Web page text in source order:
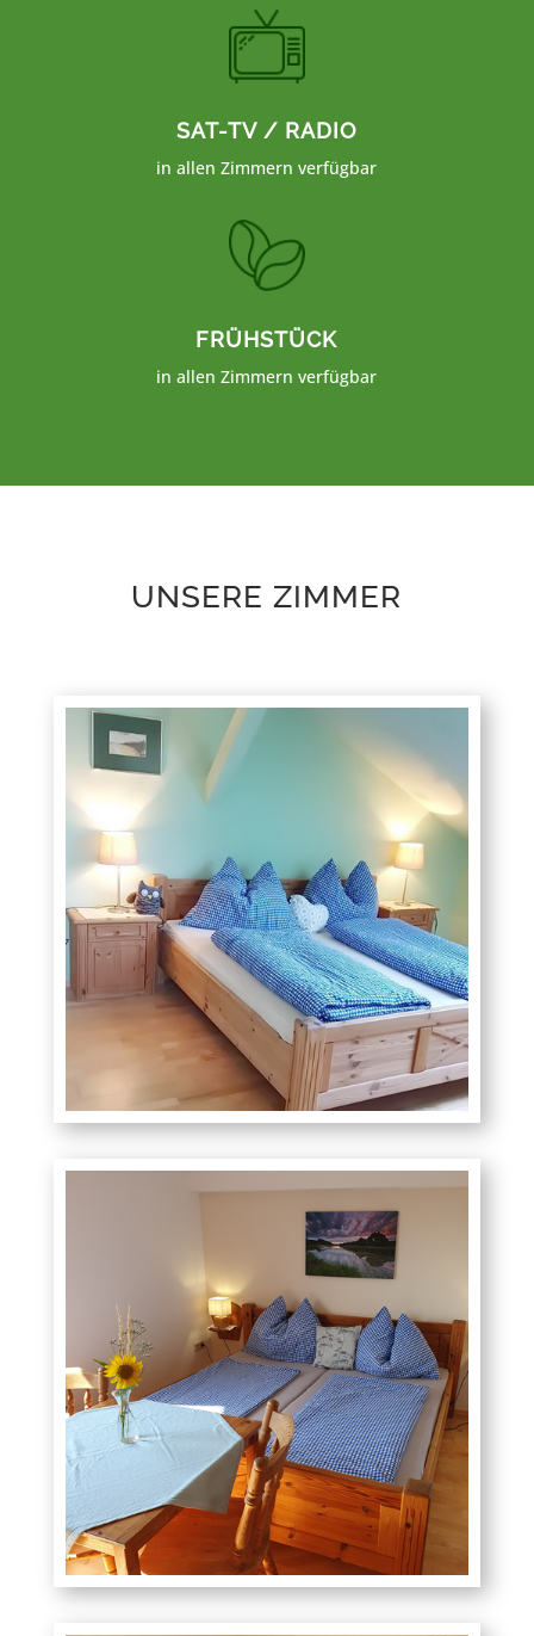
SAT-TV / RADIO
in allen Zimmern verfügbar
FRÜHSTÜCK
in allen Zimmern verfügbar
UNSERE ZIMMER